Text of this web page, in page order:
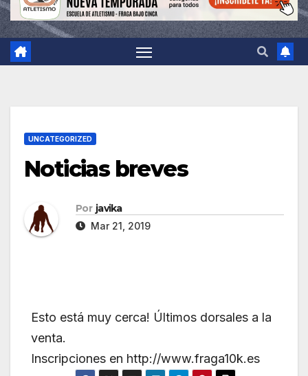
UNCATEGORIZED
Noticias breves
Por javika
Mar 21, 2019
Esto está muy cerca! Últimos dorsales a la
venta.
Inscripciones en http://www.fraga10k.es